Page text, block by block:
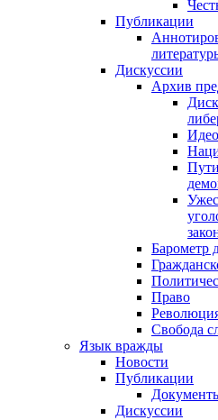
Публикации
Дискуссии
Архив
Барометр
Право
Свобода
Язык вражды
Новости
Публикации
Дискуссии